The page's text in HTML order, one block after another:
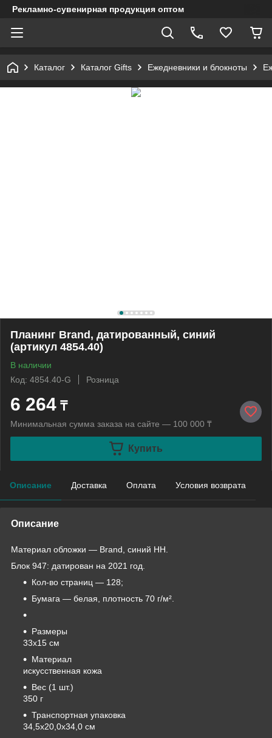
Рекламно-сувенирная продукция оптом
Каталог Каталог Gifts Ежедневники и блокноты
Планинг Brand, датированный, синий
(артикул 4854.40)
В наличии
Код: 4854.40-G
Розница
6 264 ₸
Минимальная сумма заказа на сайте — 100 000 ₸
Купить
Описание Доставка Оплата Условия возврата
Описание
Материал обложки — Brand, синий НН.
Блок 947: датирован на 2021 год.
Кол-во страниц — 128;
Бумага — белая, плотность 70 г/м².
Размеры
33х15 см
Материал
искусственная кожа
Вес (1 шт.)
350 г
Транспортная упаковка
34,5x20,0x34,0 см